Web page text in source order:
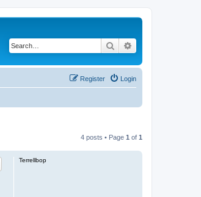
Search
Login
Register
4 posts • Page 1 of 1
Terrellbop